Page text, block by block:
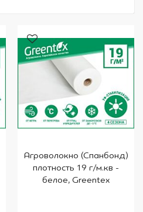
Агроволокно (Спанбонд)
плотность 19 г/м.кв -
белое, Greentex